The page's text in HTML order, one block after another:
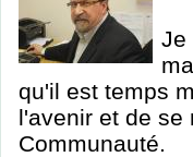
Je
qu'il est temps
l'avenir et de se
Communauté.